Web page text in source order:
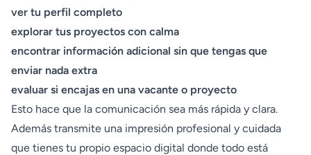
ver tu perfil completo
explorar tus proyectos con calma
encontrar información adicional sin que tengas que
enviar nada extra
evaluar si encajas en una vacante o proyecto
Esto hace que la comunicación sea más rápida y clara.
Además transmite una impresión profesional y cuidada
que tienes tu propio espacio digital donde todo está